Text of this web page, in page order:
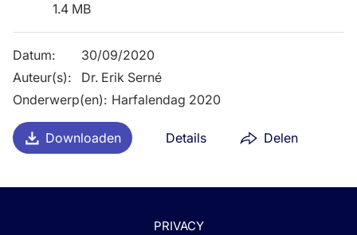
Downloaden Details Delen
1.4 MB
Datum:
30/09/2020
Auteur(s):
Dr. Erik Serné
Onderwerp(en): Harfalendag 2020
PRIVACY